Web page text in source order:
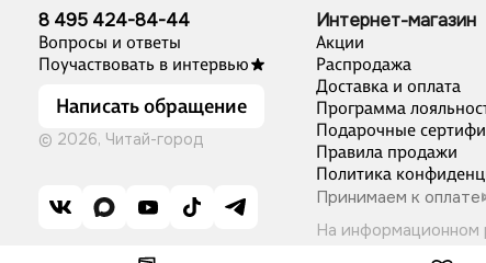
8 495 424-84-44
Вопросы и ответы
Поучаствовать в интервью
Написать обращение
© 2026, Читай-город
Интернет-магазин
Акции
Распродажа
Доставка и оплата
Программа
Подарочные
Правила продажи
Политика
Принимаем к оплате
На информационном